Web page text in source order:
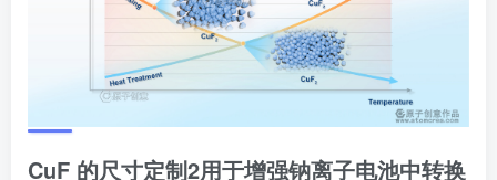
CuF 的尺寸定制2用于增强钠离子电池中转换